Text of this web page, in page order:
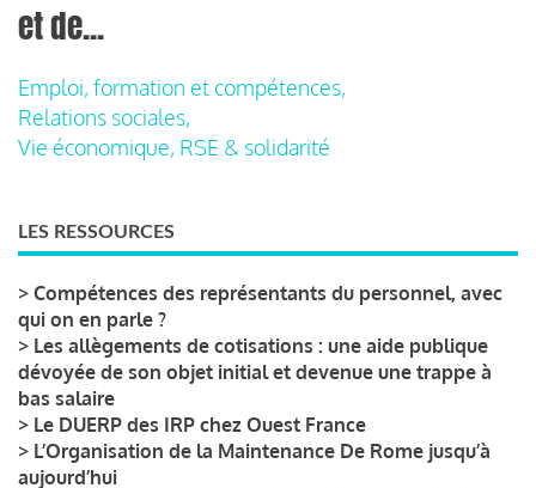
et de...
Emploi, formation et compétences,
Relations sociales,
Vie économique, RSE & solidarité
LES RESSOURCES
> Compétences des représentants du personnel, avec
qui on en parle ?
> Les allègements de cotisations : une aide publique
dévoyée de son objet initial et devenue une trappe à
bas salaire
> Le DUERP des IRP chez Ouest France
> L’Organisation de la Maintenance De Rome jusqu’à
aujourd’hui